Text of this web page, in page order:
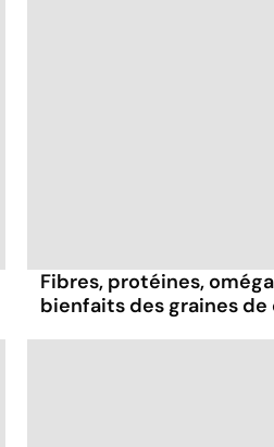
Fibres, protéines,
bienfaits des graines de